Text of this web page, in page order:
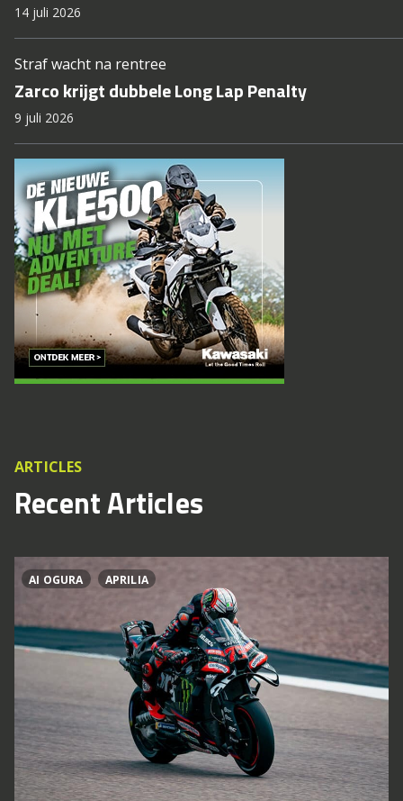
14 juli 2026
Straf wacht na rentree
Zarco krijgt dubbele Long Lap Penalty
9 juli 2026
ARTICLES
Recent Articles
AI OGURA APRILIA